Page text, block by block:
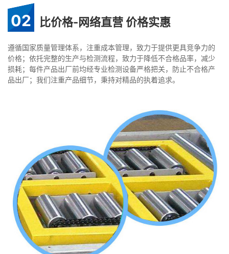
02 比价格-网络直营 价格实惠
遵循国家质量管理体系，注重成本管理，致力于提供更具竞争力的
价格；依托完整的生产与检测流程，致力于降低不合格品率，减少
损耗；每件产品出厂前均经专业检测设备严格把关，防止不合格产
品出厂；我们注重产品细节，秉持对精品的执着追求。